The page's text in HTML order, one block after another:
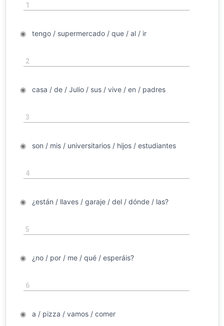
1
◉tengo / supermercado / que / al / ir
2
◉casa / de / Julio / sus / vive / en / padres
3
◉son / mis / universitarios / hijos / estudiantes
4
◉¿están / llaves / garaje / del / dónde / las?
5
◉¿no / por / me / qué / esperáis?
6
◉a / pizza / vamos / comer